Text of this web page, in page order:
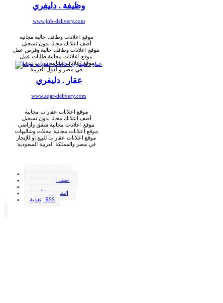
وظيفة . دليفري
www.job-delivery.com
موقع اعلانات وظائف خالية مجانية
أضف اعلانك مجانا بدون تسجيل
موقع اعلانات وظائف خالية وفرص عمل
موقع اعلانات مجانية طلبات عمل
موقع اعلانات مجانية دورات تدريبية
في مصر والدول العربية
عقار . دليفري
www.aqar-delivery.com
موقع اعلانات عقارات مجانية
أضف اعلانك مجانا بدون تسجيل
موقع اعلانات مجانية شقق وأراضي
موقع اعلانات مجانية محلات وشاليهات
موقع اعلانات عقارات للبيع او للإيجار
في مصر والمملكة العربية السعودية
اضف اعلانك مجانا
الشروط والأحكام
تغذية RSS